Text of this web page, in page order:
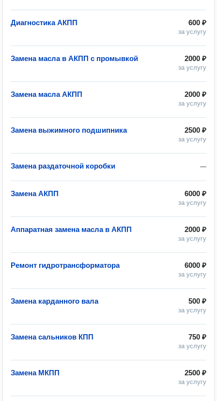
600 ₽
за услугу
Диагностика АКПП
2000 ₽
за услугу
Замена масла в АКПП с промывкой
2000 ₽
за услугу
Замена масла АКПП
2500 ₽
за услугу
Замена выжимного подшипника
—
Замена раздаточной коробки
6000 ₽
за услугу
Замена АКПП
2000 ₽
за услугу
Аппаратная замена масла в АКПП
6000 ₽
за услугу
Ремонт гидротрансформатора
500 ₽
за услугу
Замена карданного вала
750 ₽
за услугу
Замена сальников КПП
2500 ₽
за услугу
Замена МКПП